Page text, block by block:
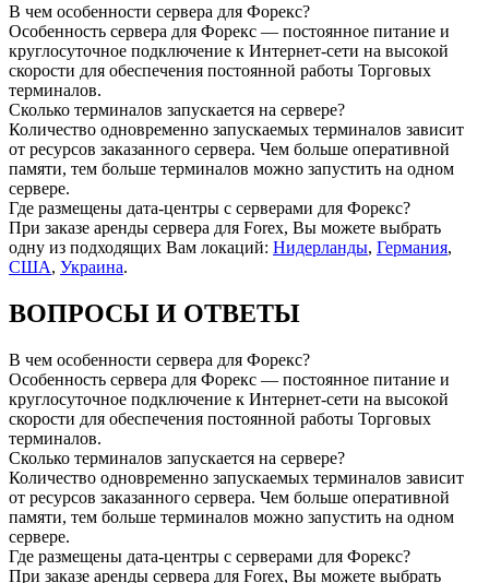
В чем особенности сервера для Форекс?
Особенность сервера для Форекс — постоянное питание и
круглосуточное подключение к Интернет-сети на высокой
скорости для обеспечения постоянной работы Торговых
терминалов.
Сколько терминалов запускается на сервере?
Количество одновременно запускаемых терминалов зависит
от ресурсов заказанного сервера. Чем больше оперативной
памяти, тем больше терминалов можно запустить на одном
сервере.
Где размещены дата-центры с серверами для Форекс?
При заказе аренды сервера для Forex, Вы можете выбрать
одну из подходящих Вам локаций: Нидерланды, Германия,
США, Украина.
ВОПРОСЫ И ОТВЕТЫ
В чем особенности сервера для Форекс?
Особенность сервера для Форекс — постоянное питание и
круглосуточное подключение к Интернет-сети на высокой
скорости для обеспечения постоянной работы Торговых
терминалов.
Сколько терминалов запускается на сервере?
Количество одновременно запускаемых терминалов зависит
от ресурсов заказанного сервера. Чем больше оперативной
памяти, тем больше терминалов можно запустить на одном
сервере.
Где размещены дата-центры с серверами для Форекс?
При заказе аренды сервера для Forex, Вы можете выбрать